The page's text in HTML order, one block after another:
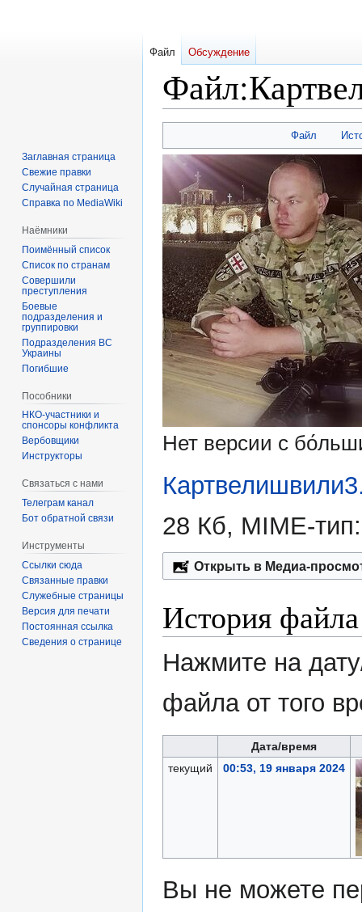
Файл:
к
навигации
к
поиску
Файл
Нет версии с
28 Кб, MIME-
Открыть в Медиа-
История файла
Нажмите на
файла от того
Дата/время
текущий
00:53, 19 января 2024
Вы не можете
Файл Обсуждение
Заглавная страница
Свежие правки
Случайная страница
Справка по MediaWiki
Наёмники
Поимённый список
Список по странам
Совершили
преступления
Боевые
подразделения и
группировки
Подразделения ВС
Украины
Погибшие
Пособники
спонсоры конфликта
‏‎Вербовщики
Инструкторы
Связаться с нами
Телеграм канал
Бот обратной связи
Инструменты
Ссылки сюда
Связанные правки
Служебные страницы
Версия для печати
Постоянная ссылка
Сведения о странице